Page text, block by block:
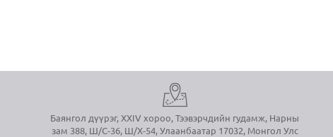
Баянгол дүүрэг, XXIV хороо, Тээвэрчдийн гудамж, Нарны
зам 388, Ш/С-36, Ш/Х-54, Улаанбаатар 17032, Монгол Улс